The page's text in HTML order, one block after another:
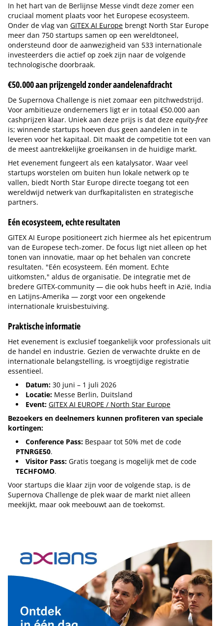
In het hart van de Berlijnse Messe vindt deze zomer een
cruciaal moment plaats voor het Europese ecosysteem.
Onder de vlag van GITEX AI Europe brengt North Star Europe
meer dan 750 startups samen op een wereldtoneel,
ondersteund door de aanwezigheid van 533 internationale
investeerders die actief op zoek zijn naar de volgende
technologische doorbraak.
€50.000 aan prijzengeld zonder aandelenafdracht
De Supernova Challenge is niet zomaar een pitchwedstrijd.
Voor ambitieuze ondernemers ligt er in totaal €50.000 aan
cashprijzen klaar. Uniek aan deze prijs is dat deze equity-free
is; winnende startups hoeven dus geen aandelen in te
leveren voor het kapitaal. Dit maakt de competitie tot een van
de meest aantrekkelijke groeikansen in de huidige markt.
Het evenement fungeert als een katalysator. Waar veel
startups worstelen om buiten hun lokale netwerk op te
vallen, biedt North Star Europe directe toegang tot een
wereldwijd netwerk van durfkapitalisten en strategische
partners.
Eén ecosysteem, echte resultaten
GITEX AI Europe positioneert zich hiermee als het epicentrum
van de Europese tech-zomer. De focus ligt niet alleen op het
tonen van innovatie, maar op het behalen van concrete
resultaten. "Eén ecosysteem. Eén moment. Echte
uitkomsten," aldus de organisatie. De integratie met de
bredere GITEX-community — die ook hubs heeft in Azië, India
en Latijns-Amerika — zorgt voor een ongekende
internationale kruisbestuiving.
Praktische informatie
Het evenement is exclusief toegankelijk voor professionals uit
de handel en industrie. Gezien de verwachte drukte en de
internationale belangstelling, is vroegtijdige registratie
essentieel.
Datum: 30 juni – 1 juli 2026
Locatie: Messe Berlin, Duitsland
Event: GITEX AI EUROPE / North Star Europe
Bezoekers en deelnemers kunnen profiteren van speciale
kortingen:
Conference Pass: Bespaar tot 50% met de code
PTNRGE50.
Visitor Pass: Gratis toegang is mogelijk met de code
TECHFOMO.
Voor startups die klaar zijn voor de volgende stap, is de
Supernova Challenge de plek waar de markt niet alleen
meekijkt, maar ook meebouwt aan de toekomst.